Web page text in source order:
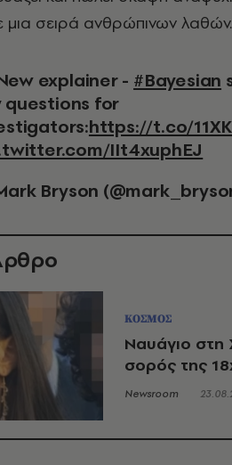
μια σειρά ανθρώπινων λαθών.
New explainer - #Bayesian
questions for
https://t.co/
IIt4xuphEJ
Bryson
ΚΟΣΜΟΣ
Ναυάγιο στη
σορός της
Newsroom